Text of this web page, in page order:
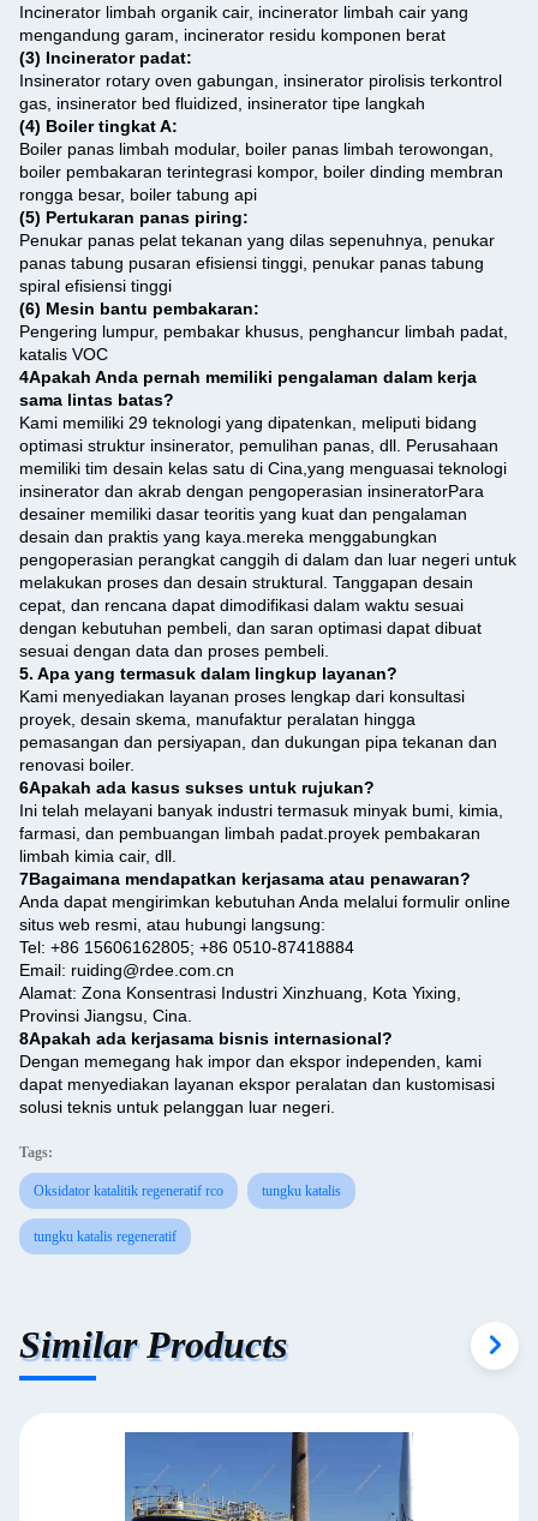
Incinerator limbah organik cair, incinerator limbah cair yang
mengandung garam, incinerator residu komponen berat
(3) Incinerator padat:
Insinerator rotary oven gabungan, insinerator pirolisis terkontrol
gas, insinerator bed fluidized, insinerator tipe langkah
(4) Boiler tingkat A:
Boiler panas limbah modular, boiler panas limbah terowongan,
boiler pembakaran terintegrasi kompor, boiler dinding membran
rongga besar, boiler tabung api
(5) Pertukaran panas piring:
Penukar panas pelat tekanan yang dilas sepenuhnya, penukar
panas tabung pusaran efisiensi tinggi, penukar panas tabung
spiral efisiensi tinggi
(6) Mesin bantu pembakaran:
Pengering lumpur, pembakar khusus, penghancur limbah padat,
katalis VOC
4Apakah Anda pernah memiliki pengalaman dalam kerja
sama lintas batas?
Kami memiliki 29 teknologi yang dipatenkan, meliputi bidang
optimasi struktur insinerator, pemulihan panas, dll. Perusahaan
memiliki tim desain kelas satu di Cina,yang menguasai teknologi
insinerator dan akrab dengan pengoperasian insineratorPara
desainer memiliki dasar teoritis yang kuat dan pengalaman
desain dan praktis yang kaya.mereka menggabungkan
pengoperasian perangkat canggih di dalam dan luar negeri untuk
melakukan proses dan desain struktural. Tanggapan desain
cepat, dan rencana dapat dimodifikasi dalam waktu sesuai
dengan kebutuhan pembeli, dan saran optimasi dapat dibuat
sesuai dengan data dan proses pembeli.
5. Apa yang termasuk dalam lingkup layanan?
Kami menyediakan layanan proses lengkap dari konsultasi
proyek, desain skema, manufaktur peralatan hingga
pemasangan dan persiyapan, dan dukungan pipa tekanan dan
renovasi boiler.
6Apakah ada kasus sukses untuk rujukan?
Ini telah melayani banyak industri termasuk minyak bumi, kimia,
farmasi, dan pembuangan limbah padat.proyek pembakaran
limbah kimia cair, dll.
7Bagaimana mendapatkan kerjasama atau penawaran?
Anda dapat mengirimkan kebutuhan Anda melalui formulir online
situs web resmi, atau hubungi langsung:
Tel: +86 15606162805; +86 0510-87418884
Email: ruiding@rdee.com.cn
Alamat: Zona Konsentrasi Industri Xinzhuang, Kota Yixing,
Provinsi Jiangsu, Cina.
8Apakah ada kerjasama bisnis internasional?
Dengan memegang hak impor dan ekspor independen, kami
dapat menyediakan layanan ekspor peralatan dan kustomisasi
solusi teknis untuk pelanggan luar negeri.
Tags:
Oksidator katalitik regeneratif rco tungku katalis
tungku katalis regeneratif
Similar Products